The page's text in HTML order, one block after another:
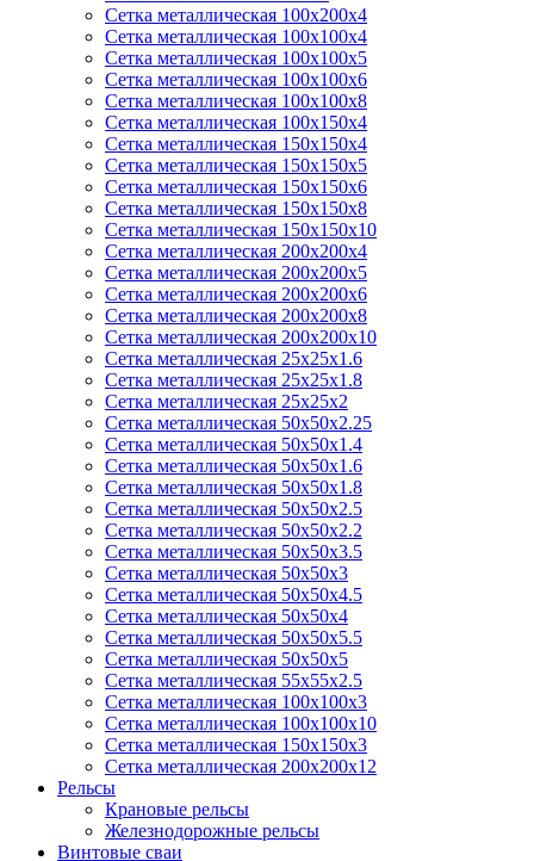
Сетка металлическая 100х200х4
Сетка металлическая 100х100х4
Сетка металлическая 100х100х5
Сетка металлическая 100х100х6
Сетка металлическая 100х100х8
Сетка металлическая 100х150х4
Сетка металлическая 150х150х4
Сетка металлическая 150х150х5
Сетка металлическая 150х150х6
Сетка металлическая 150х150х8
Сетка металлическая 150х150х10
Сетка металлическая 200х200х4
Сетка металлическая 200х200х5
Сетка металлическая 200х200x6
Сетка металлическая 200х200х8
Сетка металлическая 200х200х10
Сетка металлическая 25х25х1.6
Сетка металлическая 25х25х1.8
Сетка металлическая 25х25х2
Сетка металлическая 50х50х2.25
Сетка металлическая 50х50х1.4
Сетка металлическая 50х50х1.6
Сетка металлическая 50х50х1.8
Сетка металлическая 50х50х2.5
Сетка металлическая 50х50х2.2
Сетка металлическая 50х50х3.5
Сетка металлическая 50х50х3
Сетка металлическая 50х50х4.5
Сетка металлическая 50х50х4
Сетка металлическая 50х50х5.5
Сетка металлическая 50х50х5
Сетка металлическая 55х55х2.5
Сетка металлическая 100х100х3
Сетка металлическая 100х100х10
Сетка металлическая 150х150х3
Сетка металлическая 200х200х12
Рельсы
Крановые рельсы
Железнодорожные рельсы
Винтовые сваи